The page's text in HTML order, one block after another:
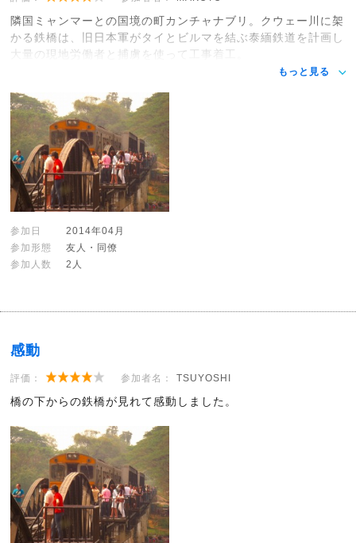
隣国ミャンマーとの国境の町カンチャナブリ。クウェー川に架
かる鉄橋は、旧日本軍がタイとビルマを結ぶ泰緬鉄道を計画し
大量の現地労働者と捕虜を使って工事着工。
もっと見る
参加日
2014年04月
参加形態
友人・同僚
参加人数
2人
感動
評価： 参加者名： TSUYOSHI
橋の下からの鉄橋が見れて感動しました。